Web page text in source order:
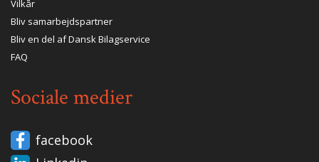
Vilkår
Bliv samarbejdspartner
Bliv en del af Dansk Bilagservice
FAQ
Sociale medier
facebook